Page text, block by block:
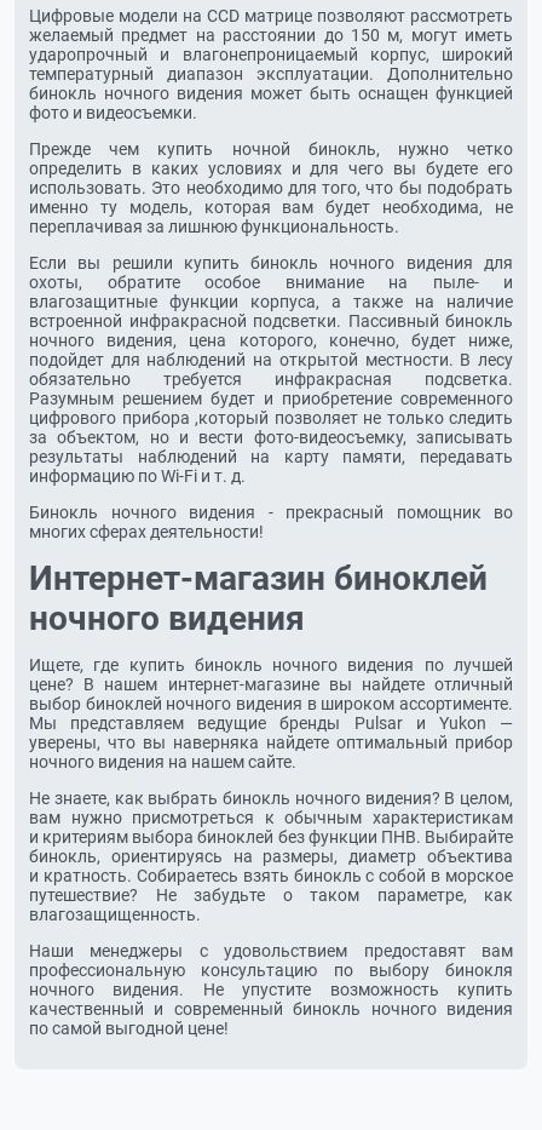
Цифровые модели на CCD матрице позволяют рассмотреть
желаемый предмет на расстоянии до 150 м, могут иметь
ударопрочный и влагонепроницаемый корпус, широкий
температурный диапазон эксплуатации. Дополнительно
бинокль ночного видения может быть оснащен функцией
фото и видеосъемки.
Прежде чем купить ночной бинокль, нужно четко
определить в каких условиях и для чего вы будете его
использовать. Это необходимо для того, что бы подобрать
именно ту модель, которая вам будет необходима, не
переплачивая за лишнюю функциональность.
Если вы решили купить бинокль ночного видения для
охоты, обратите особое внимание на пыле- и
влагозащитные функции корпуса, а также на наличие
встроенной инфракрасной подсветки. Пассивный бинокль
ночного видения, цена которого, конечно, будет ниже,
подойдет для наблюдений на открытой местности. В лесу
обязательно требуется инфракрасная подсветка.
Разумным решением будет и приобретение современного
цифрового прибора ,который позволяет не только следить
за объектом, но и вести фото-видеосъемку, записывать
результаты наблюдений на карту памяти, передавать
информацию по Wi-Fi и т. д.
Бинокль ночного видения - прекрасный помощник во
многих сферах деятельности!
Интернет-магазин биноклей
ночного видения
Ищете, где купить бинокль ночного видения по лучшей
цене? В нашем интернет-магазиневы найдете отличный
выбор биноклей ночного видения в широком ассортименте.
Мы представляем ведущие бренды Pulsar и Yukon —
уверены, что вы наверняка найдете оптимальный прибор
ночного видения на нашем сайте.
Не знаете, как выбрать бинокль ночного видения? В целом,
вам нужно присмотреться к обычным характеристикам
и критериям выбора биноклей без функции ПНВ. Выбирайте
бинокль, ориентируясь на размеры, диаметр объектива
и кратность. Собираетесь взять бинокль с собой в морское
путешествие? Не забудьте о таком параметре, как
влагозащищенность.
Наши менеджеры с удовольствием предоставят вам
профессиональную консультацию по выбору бинокля
ночного видения. Не упустите возможность купить
качественный и современный бинокль ночного видения
по самой выгодной цене!